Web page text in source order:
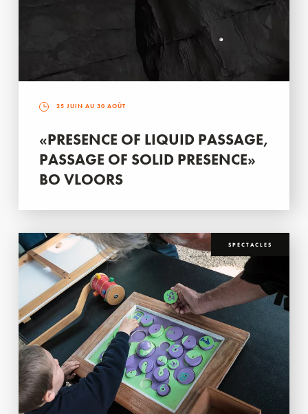
25 JUIN AU 30 AOÛT
«PRESENCE OF LIQUID PASSAGE,
PASSAGE OF SOLID PRESENCE»
BO VLOORS
SPECTACLES